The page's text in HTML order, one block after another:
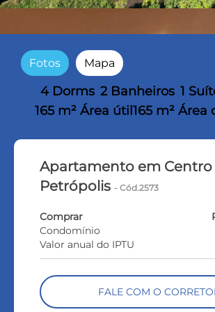
Fotos Mapa
4 Dorms 2 Banheiros 1
165 m² Área útil 165 m² Área
Apartamento em Centro
Petrópolis- Cód.2573
Comprar
Condomínio
Valor anual do IPTU
FALE COM O